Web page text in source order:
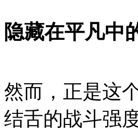
隐藏在平凡中
然而，正是这
结舌的战斗强度